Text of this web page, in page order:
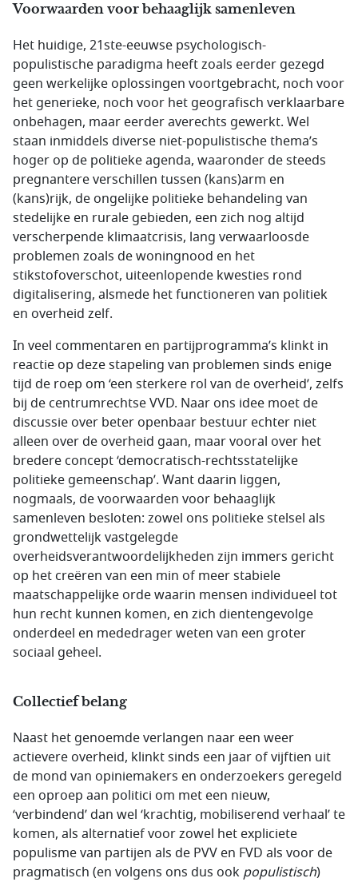
Voorwaarden voor behaaglijk samenleven
Het huidige, 21ste-eeuwse psychologisch-
populistische paradigma heeft zoals eerder gezegd
geen werkelijke oplossingen voortgebracht, noch voor
het generieke, noch voor het geografisch verklaarbare
onbehagen, maar eerder averechts gewerkt. Wel
staan inmiddels diverse niet-populistische thema’s
hoger op de politieke agenda, waaronder de steeds
pregnantere verschillen tussen (kans)arm en
(kans)rijk, de ongelijke politieke behandeling van
stedelijke en rurale gebieden, een zich nog altijd
verscherpende klimaatcrisis, lang verwaarloosde
problemen zoals de woningnood en het
stikstofoverschot, uiteenlopende kwesties rond
digitalisering, alsmede het functioneren van politiek
en overheid zelf.
In veel commentaren en partijprogramma’s klinkt in
reactie op deze stapeling van problemen sinds enige
tijd de roep om ‘een sterkere rol van de overheid’, zelfs
bij de centrumrechtse VVD. Naar ons idee moet de
discussie over beter openbaar bestuur echter niet
alleen over de overheid gaan, maar vooral over het
bredere concept ‘democratisch-rechtsstatelijke
politieke gemeenschap’. Want daarin liggen,
nogmaals, de voorwaarden voor behaaglijk
samenleven besloten: zowel ons politieke stelsel als
grondwettelijk vastgelegde
overheidsverantwoordelijkheden zijn immers gericht
op het creëren van een min of meer stabiele
maatschappelijke orde waarin mensen individueel tot
hun recht kunnen komen, en zich dientengevolge
onderdeel en mededrager weten van een groter
sociaal geheel.
Collectief belang
Naast het genoemde verlangen naar een weer
actievere overheid, klinkt sinds een jaar of vijftien uit
de mond van opiniemakers en onderzoekers geregeld
een oproep aan politici om met een nieuw,
‘verbindend’ dan wel ‘krachtig, mobiliserend verhaal’ te
komen, als alternatief voor zowel het expliciete
populisme van partijen als de PVV en FVD als voor de
pragmatisch (en volgens ons dus ook populistisch)